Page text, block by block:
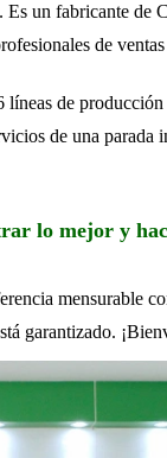
un fabricante de
de
líneas de
de una
lo mejor y
mensurable
garantizado.